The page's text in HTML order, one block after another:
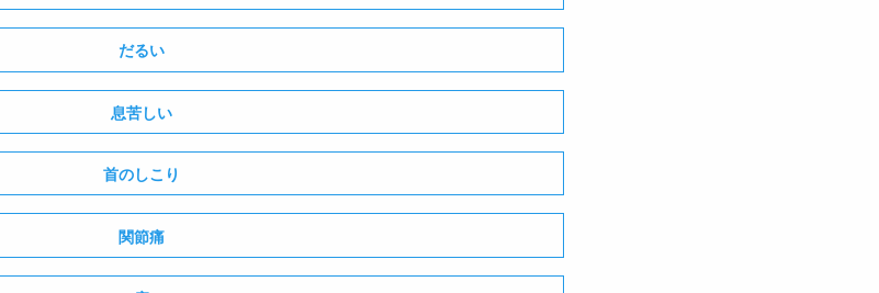
だるい
息苦しい
首のしこり
関節痛